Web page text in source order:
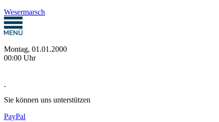
Wesermarsch
Montag, 01.01.2000
00:00 Uhr
Sie können uns unterstützen
PayPal